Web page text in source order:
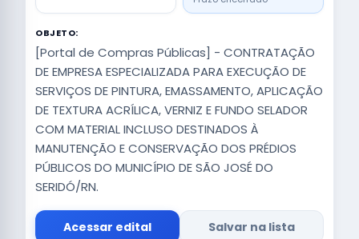
OBJETO:
[Portal de Compras Públicas] - CONTRATAÇÃO
DE EMPRESA ESPECIALIZADA PARA EXECUÇÃO DE
SERVIÇOS DE PINTURA, EMASSAMENTO, APLICAÇÃO
DE TEXTURA ACRÍLICA, VERNIZ E FUNDO SELADOR
COM MATERIAL INCLUSO DESTINADOS À
MANUTENÇÃO E CONSERVAÇÃO DOS PRÉDIOS
PÚBLICOS DO MUNICÍPIO DE SÃO JOSÉ DO
SERIDÓ/RN.
Acessar edital Salvar na lista